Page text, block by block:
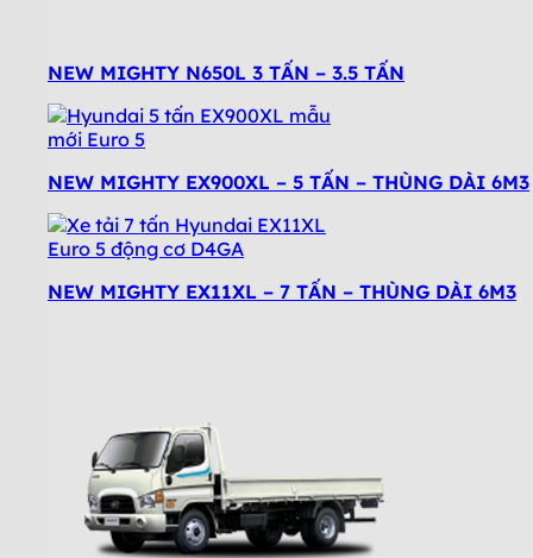
NEW MIGHTY N650L 3 TẤN – 3.5 TẤN
NEW MIGHTY EX900XL – 5 TẤN – THÙNG DÀI 6M3
NEW MIGHTY EX11XL – 7 TẤN – THÙNG DÀI 6M3